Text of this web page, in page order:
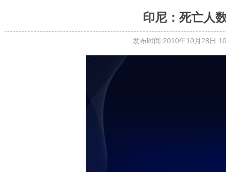
印尼：死亡人
发布时间:2010年10月28日